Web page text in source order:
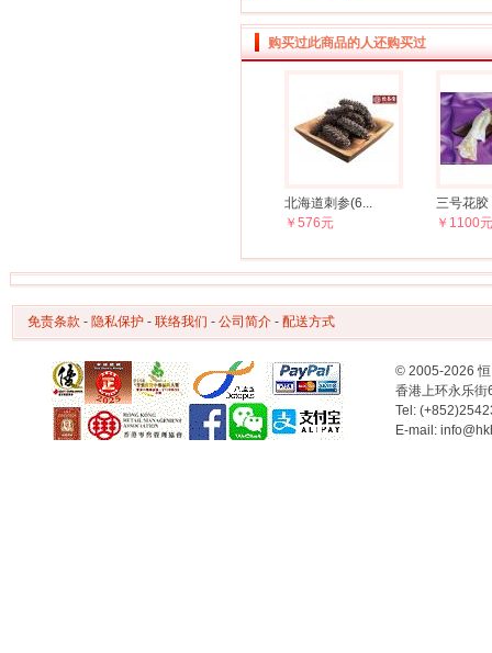
购买过此商品的人还购买过
北海道刺参(6...
￥576元
三号花胶
￥1100元
免责条款 - 隐私保护 - 联络我们 - 公司简介 - 配送方式
© 2005-2026 恒
香港上环永乐街
Tel:
E-mail: